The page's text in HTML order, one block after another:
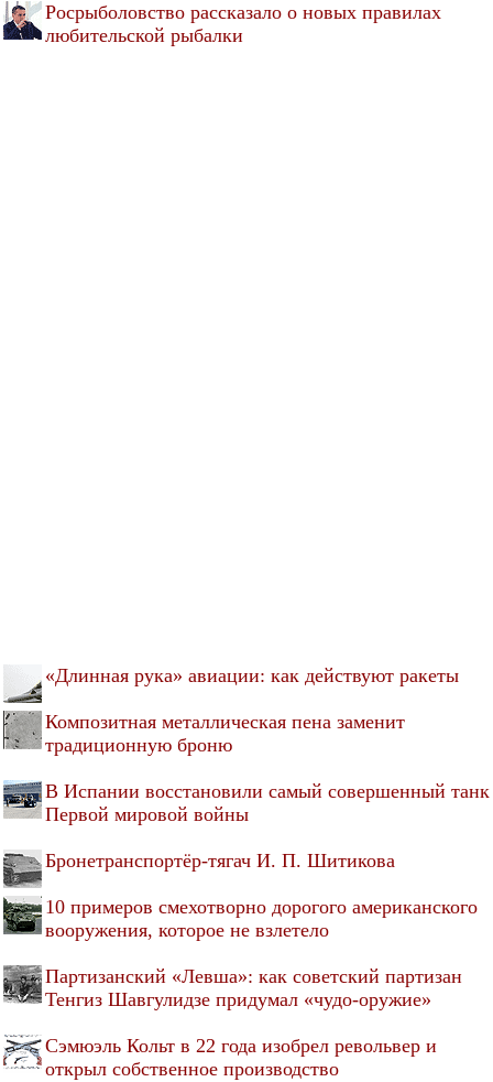
Росрыболовство рассказало о новых правилах
любительской рыбалки
«Длинная рука» авиации: как действуют ракеты
Композитная металлическая пена заменит
традиционную броню
В Испании восстановили самый совершенный танк
Первой мировой войны
Бронетранспортёр-тягач И. П. Шитикова
10 примеров смехотворно дорогого американского
вооружения, которое не взлетело
Партизанский «Левша»: как советский партизан
Тенгиз Шавгулидзе придумал «чудо-оружие»
Сэмюэль Кольт в 22 года изобрел револьвер и
открыл собственное производство